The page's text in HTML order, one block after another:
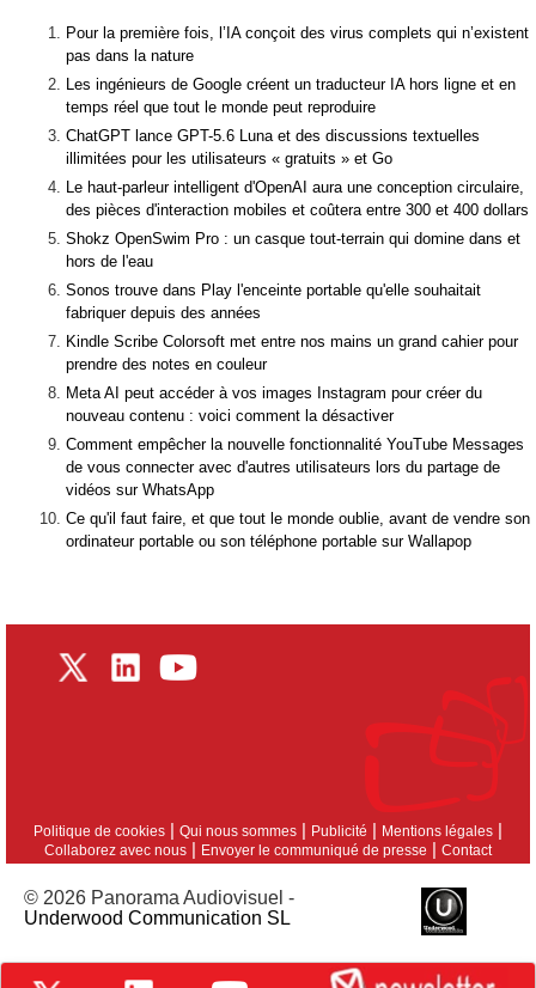
Pour la première fois, l’IA conçoit des virus complets qui n’existent
pas dans la nature
Les ingénieurs de Google créent un traducteur IA hors ligne et en
temps réel que tout le monde peut reproduire
ChatGPT lance GPT-5.6 Luna et des discussions textuelles
illimitées pour les utilisateurs « gratuits » et Go
Le haut-parleur intelligent d'OpenAI aura une conception circulaire,
des pièces d'interaction mobiles et coûtera entre 300 et 400 dollars
Shokz OpenSwim Pro : un casque tout-terrain qui domine dans et
hors de l'eau
Sonos trouve dans Play l'enceinte portable qu'elle souhaitait
fabriquer depuis des années
Kindle Scribe Colorsoft met entre nos mains un grand cahier pour
prendre des notes en couleur
Meta AI peut accéder à vos images Instagram pour créer du
nouveau contenu : voici comment la désactiver
Comment empêcher la nouvelle fonctionnalité YouTube Messages
de vous connecter avec d'autres utilisateurs lors du partage de
vidéos sur WhatsApp
Ce qu'il faut faire, et que tout le monde oublie, avant de vendre son
ordinateur portable ou son téléphone portable sur Wallapop
Politique de cookies | Qui nous sommes | Publicité | Mentions légales |
Collaborez avec nous | Envoyer le communiqué de presse | Contact
© 2026 Panorama Audiovisuel -
Underwood Communication SL